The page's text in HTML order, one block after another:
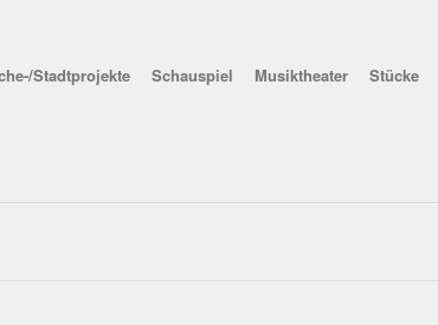
Stadtprojekte Schauspiel Musiktheater Stücke